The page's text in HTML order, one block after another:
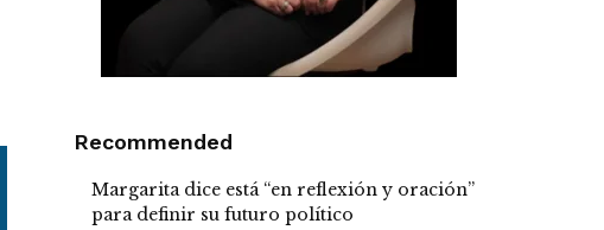
Recommended
Margarita dice está “en reflexión y oración”
para definir su futuro político